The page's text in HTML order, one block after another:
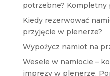
potrzebne? Kompletny
Kiedy rezerwować
przyjęcie w plenerze?
Wypożycz namiot na
Wesele w namiocie –
imprezy w plenerze.